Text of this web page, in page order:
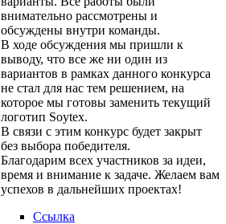
внимательно рассмотрены и
обсуждены внутри команды.
В ходе обсуждения мы пришли к
выводу, что все же ни один из
вариантов в рамках данного конкурса
не стал для нас тем решением, на
которое мы готовы заменить текущий
логотип Soytex.
В связи с этим конкурс будет закрыт
без выбора победителя.
Благодарим всех участников за идеи,
время и внимание к задаче. Желаем вам
успехов в дальнейших проектах!
Ссылка